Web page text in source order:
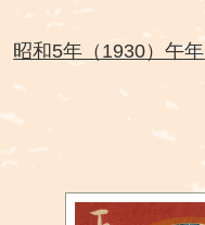
昭和5年（1930）午年